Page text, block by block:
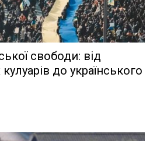
свободи: від
до українського